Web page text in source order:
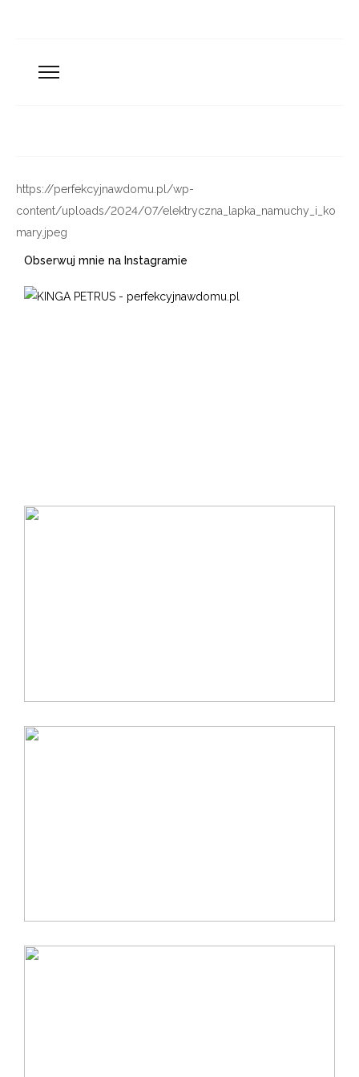
https://perfekcyjnawdomu.pl/wp-
content/uploads/2024/07/elektryczna_lapka_namuchy_i_ko
mary.jpeg
Obserwuj mnie na Instagramie